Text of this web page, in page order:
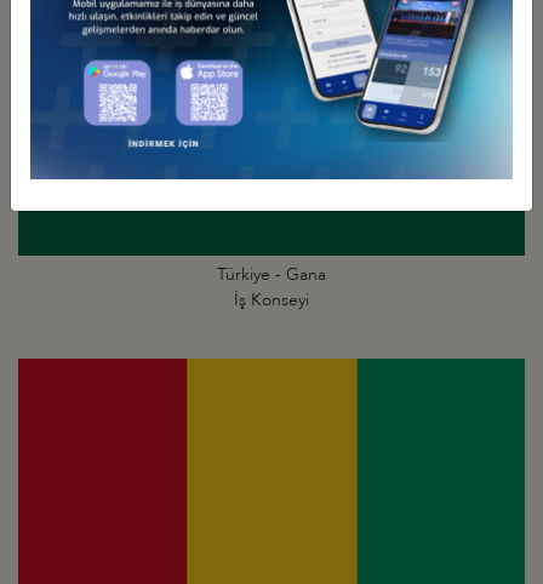
Türkiye - Gana
İş Konseyi